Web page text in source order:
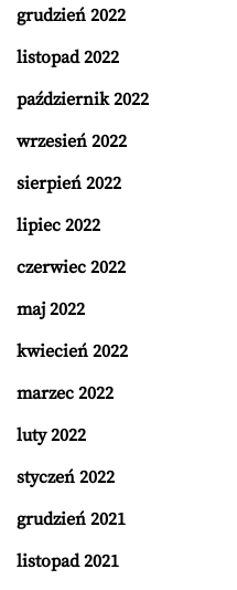
grudzień 2022
listopad 2022
październik 2022
wrzesień 2022
sierpień 2022
lipiec 2022
czerwiec 2022
maj 2022
kwiecień 2022
marzec 2022
luty 2022
styczeń 2022
grudzień 2021
listopad 2021